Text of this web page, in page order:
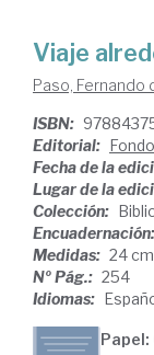
Viaje
Paso, Fernando
ISBN:
Editorial:
Fecha de la
Lugar de la
Colección:
Encuadernación:
Medidas: 24 cm
Nº Pág.: 254
Idiomas: